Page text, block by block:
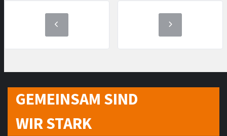
GEMEINSAM SIND
WIR STARK